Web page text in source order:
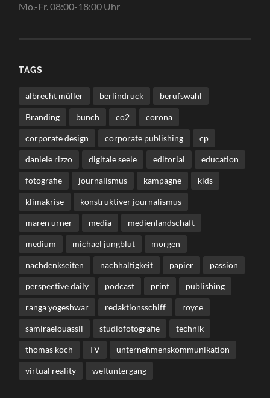
Mo.-Fr. 08:00-18:00 Uhr
TAGS
albrecht müller berlindruck berufswahl
Branding bunch co2 corona
corporate design corporate publishing cp
daniele rizzo digitale seele editorial education
fotografie journalismus kampagne kids
klimakrise konstruktiver journalismus
maren urner media medienlandschaft
medium michael jungblut morgen
nachdenkseiten nachhaltigkeit papier passion
perspective daily podcast print publishing
ranga yogeshwar redaktionsschiff royce
samiraelouassil studiofotografie technik
thomas koch TV unternehmenskommunikation
virtual reality weltuntergang